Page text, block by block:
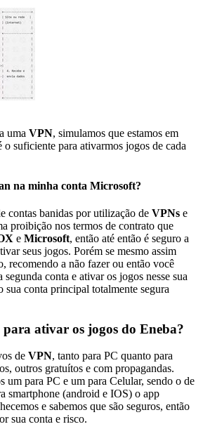
uma VPN, simulamos que estamos em
o suficiente para ativarmos jogos de cada
na minha conta Microsoft?
contas banidas por utilização de VPNs e
proibição nos termos de contrato que
e Microsoft, então até então é seguro a
seus jogos. Porém se mesmo assim
recomendo a não fazer ou então você
conta e ativar os jogos nesse sua
sua conta principal totalmente segura
ativar os jogos do Eneba?
de VPN, tanto para PC quanto para
outros gratuítos e com propagandas.
um para PC e um para Celular, sendo o de
smartphone (android e IOS) o app
e sabemos que são seguros, então
sua conta e risco.